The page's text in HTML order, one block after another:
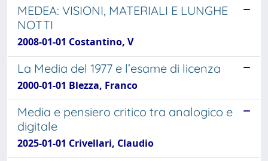
MEDEA: VISIONI, MATERIALI E LUNGHE
NOTTI
2008-01-01 Costantino, V
La Media del 1977 e l’esame di licenza
2000-01-01 Blezza, Franco
Media e pensiero critico tra analogico e
digitale
2025-01-01 Crivellari, Claudio